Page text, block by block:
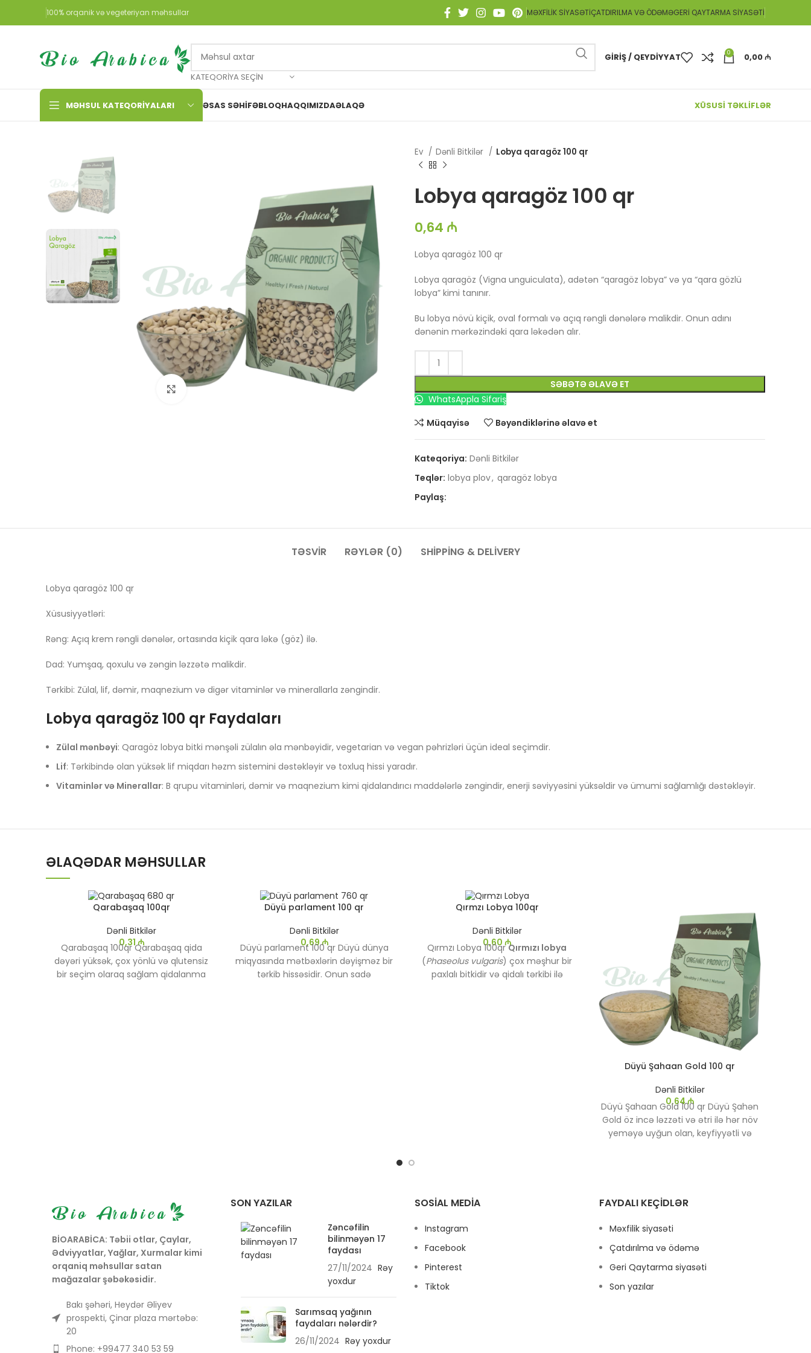
100% orqanik və vegeteriyan məhsullar MƏXFILIK SIYASƏTIÇATDIRILMA VƏ ÖDƏMƏGERI QAYTARMA SIYASƏTI
KATEQORIYA SEÇIN
GIRIŞ / QEYDIYYAT 0 0,00₼
MƏHSUL KATEQORIYALARI ƏSAS SƏHIFƏBLOQHAQQIMIZDAƏLAQƏ XÜSUSİ TƏKLİFLƏR
Böyütmək üçün toxun
Ev Dənli Bitkilər Lobya qaragöz 100 qr
Lobya qaragöz 100 qr
0,64 ₼
Lobya qaragöz 100 qr
Lobya qaragöz (Vigna unguiculata), adətən “qaragöz lobya” və ya “qara gözlü
lobya” kimi tanınır.
Bu lobya növü kiçik, oval formalı və açıq rəngli dənələrə malikdir. Onun adını
dənənin mərkəzindəki qara ləkədən alır.
SƏBƏTƏ ƏLAVƏ ET
WhatsAppla Sifariş
Müqayisə
Bəyəndiklərinə əlavə et
Kateqoriya: Dənli Bitkilər
Teqlər: lobya plov, qaragöz lobya
Paylaş:
TƏSVIR RƏYLƏR (0) SHIPPING & DELIVERY
Lobya qaragöz 100 qr
Xüsusiyyətləri:
Rəng: Açıq krem rəngli dənələr, ortasında kiçik qara ləkə (göz) ilə.
Dad: Yumşaq, qoxulu və zəngin ləzzətə malikdir.
Tərkibi: Zülal, lif, dəmir, maqnezium və digər vitaminlər və minerallarla zəngindir.
Lobya qaragöz 100 qr Faydaları
Zülal mənbəyi: Qaragöz lobya bitki mənşəli zülalın əla mənbəyidir, vegetarian və vegan pəhrizləri üçün ideal seçimdir.
Lif: Tərkibində olan yüksək lif miqdarı həzm sistemini dəstəkləyir və toxluq hissi yaradır.
Vitaminlər və Minerallar: B qrupu vitaminləri, dəmir və maqnezium kimi qidalandırıcı maddələrlə zəngindir, enerji səviyyəsini yüksəldir və ümumi sağlamlığı dəstəkləyir.
ƏLAQƏDAR MƏHSULLAR
Qarabaşaq 100qr
Dənli Bitkilər
0,31₼
Qarabaşaq 100qr Qarabaşaq qida
dəyəri yüksək, çox yönlü və qlutensiz
bir seçim olaraq sağlam qidalanma
Düyü parlament 100 qr
Dənli Bitkilər
0,69₼
Düyü parlament 100 qr Düyü dünya
miqyasında mətbəxlərin dəyişməz bir
tərkib hissəsidir. Onun sadə
Qırmzı Lobya 100qr
Dənli Bitkilər
0,60 ₼
Qırmzı Lobya 100qrQırmızı lobya
(Phaseolus vulgaris) çox məşhur bir
paxlalı bitkidir və qidalı tərkibi ilə
Düyü Şahaan Gold 100 qr
Dənli Bitkilər
0,64₼
Düyü Şahaan Gold 100 qr Düyü Şahən
Gold öz incə ləzzəti və ətri ilə hər növ
yeməyə uyğun olan, keyfiyyətli və
BİOARABİCA: Təbii otlar, Çaylar,
Ədviyyatlar, Yağlar, Xurmalar kimi
orqaniq məhsullar satan
mağazalar şəbəkəsidir.
Bakı şəhəri, Heydər Əliyev
prospekti, Çinar plaza mərtəbə:
20
Phone: +99477 340 53 59
SON YAZILAR
Zəncəfilin
bilinməyən 17
faydası
27/11/2024 Rəy
yoxdur
Sarımsaq yağının
faydaları nələrdir?
26/11/2024 Rəy yoxdur
SOSIAL MEDIA
Instagram
Facebook
Pinterest
Tiktok
FAYDALI KEÇIDLƏR
Məxfilik siyasəti
Çatdırılma və ödəmə
Geri Qaytarma siyasəti
Son yazılar